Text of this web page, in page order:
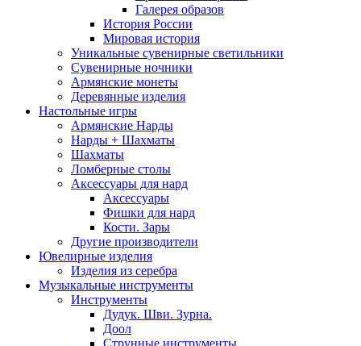
Галерея образов
История России
Мировая история
Уникальные сувенирные светильники
Сувенирные ночники
Армянские монеты
Деревянные изделия
Настольные игры
Армянские Нарды
Нарды + Шахматы
Шахматы
Ломберные столы
Аксессуары для нард
Аксессуары
Фишки для нард
Кости. Зары
Другие производители
Ювелирные изделия
Изделия из серебра
Музыкальные инструменты
Инструменты
Дудук. Шви. Зурна.
Доол
Струнные инструменты